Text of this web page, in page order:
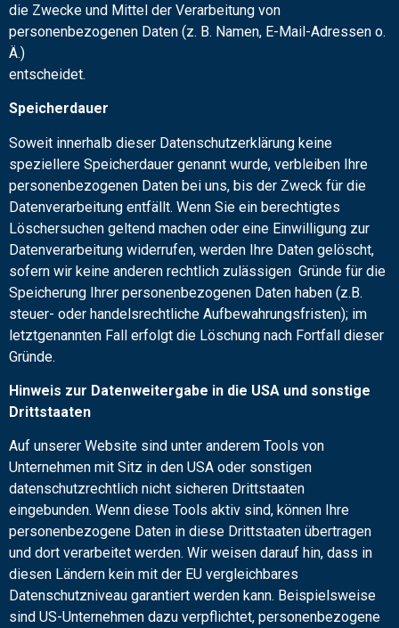
die Zwecke und Mittel der Verarbeitung von
personenbezogenen Daten (z. B. Namen, E-Mail-Adressen o.
Ä.)
entscheidet.
Speicherdauer
Soweit innerhalb dieser Datenschutzerklärung keine
speziellere Speicherdauer genannt wurde, verbleiben Ihre
personenbezogenen Daten bei uns, bis der Zweck für die
Datenverarbeitung entfällt. Wenn Sie ein berechtigtes
Löschersuchen geltend machen oder eine Einwilligung zur
Datenverarbeitung widerrufen, werden Ihre Daten gelöscht,
sofern wir keine anderen rechtlich zulässigen Gründe für die
Speicherung Ihrer personenbezogenen Daten haben (z.B.
steuer- oder handelsrechtliche Aufbewahrungsfristen); im
letztgenannten Fall erfolgt die Löschung nach Fortfall dieser
Gründe.
Hinweis zur Datenweitergabe in die USA und sonstige
Drittstaaten
Auf unserer Website sind unter anderem Tools von
Unternehmen mit Sitz in den USA oder sonstigen
datenschutzrechtlich nicht sicheren Drittstaaten
eingebunden. Wenn diese Tools aktiv sind, können Ihre
personenbezogene Daten in diese Drittstaaten übertragen
und dort verarbeitet werden. Wir weisen darauf hin, dass in
diesen Ländern kein mit der EU vergleichbares
Datenschutzniveau garantiert werden kann. Beispielsweise
sind US-Unternehmen dazu verpflichtet, personenbezogene